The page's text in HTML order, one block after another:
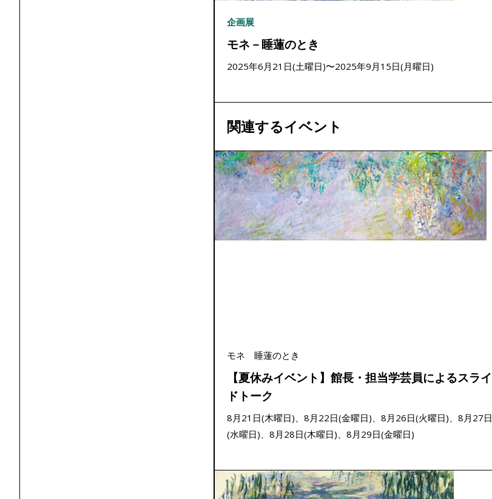
企画展
モネ－睡蓮のとき
2025年6月21日(土曜日)〜2025年9月15日(月曜日)
関連するイベント
モネ 睡蓮のとき
【夏休みイベント】館長・担当学芸員によるスライ
ドトーク
8月21日(木曜日)、8月22日(金曜日)、8月26日(火曜日)、8月27日
(水曜日)、8月28日(木曜日)、8月29日(金曜日)